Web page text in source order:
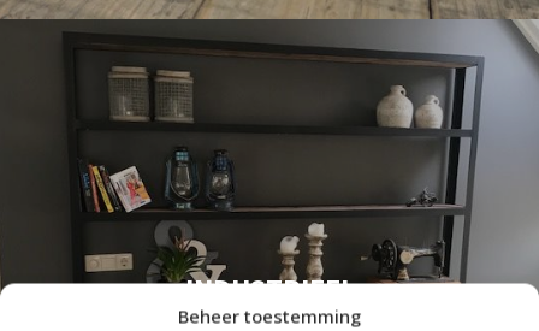
Beheer toestemming
INDUSTRIEEL